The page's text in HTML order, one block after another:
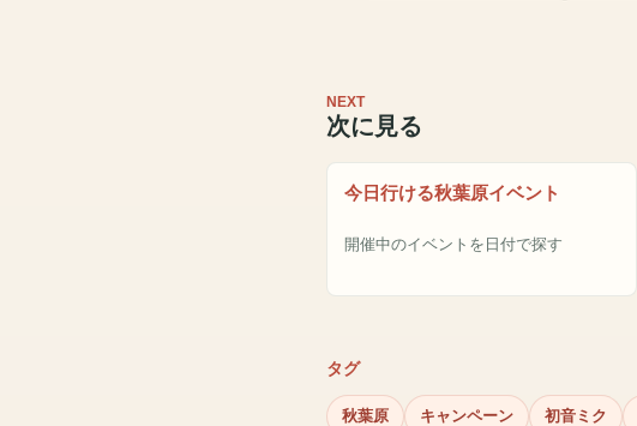
NEXT
次に見る
今日行ける秋葉原イベント
開催中のイベントを日付で探す
タグ
秋葉原 キャンペーン 初音ミク